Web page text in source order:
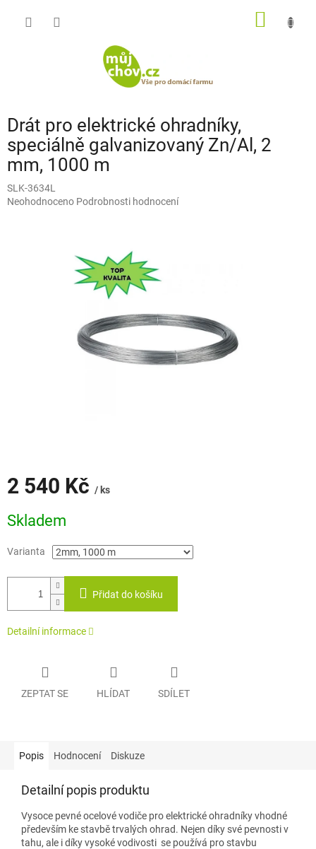
Drát pro elektrické ohradníky,
speciálně galvanizovaný Zn/Al, 2
mm, 1000 m
SLK-3634L
Průměrné
Neohodnoceno Podrobnosti hodnocení
2 540 Kč / ks
cena:
Skladem
Varianta
Přidat do košíku
Detailní informace
ZEPTAT SE HLÍDAT SDÍLET
Popis Hodnocení Diskuze
Detailní popis produktu
Vysoce pevné ocelové vodiče pro elektrické ohradníky vhodné
především ke stavbě trvalých ohrad. Nejen díky své pevnosti v
tahu, ale i díky vysoké vodivosti se používá pro stavbu